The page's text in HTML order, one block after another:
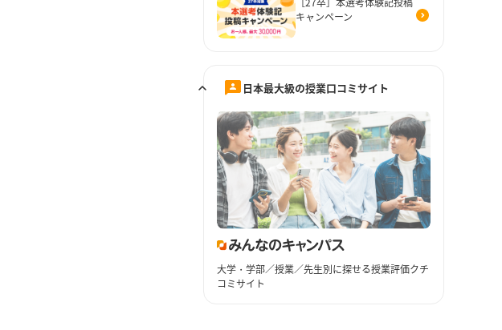
キャンペーン
日本最大級の授業口コミサイト
大学・学部／授業／先生別に探せる授業評価クチ
コミサイト